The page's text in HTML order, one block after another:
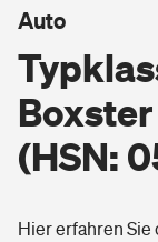
Wohnen
Boxster
(HSN:
Auto
Hier erfahren Sie